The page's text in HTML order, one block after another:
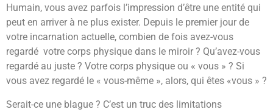
Humain, vous avez parfois l’impression d’être une entité qui
peut en arriver à ne plus exister. Depuis le premier jour de
votre incarnation actuelle, combien de fois avez-vous
regardé votre corps physique dans le miroir ? Qu’avez-vous
regardé au juste ? Votre corps physique ou « vous » ? Si
vous avez regardé le « vous-même », alors, qui êtes «vous » ?
Serait-ce une blague ? C’est un truc des limitations